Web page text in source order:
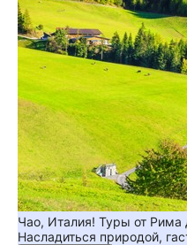
Чао, Италия! Туры от Рима
Насладиться природой,